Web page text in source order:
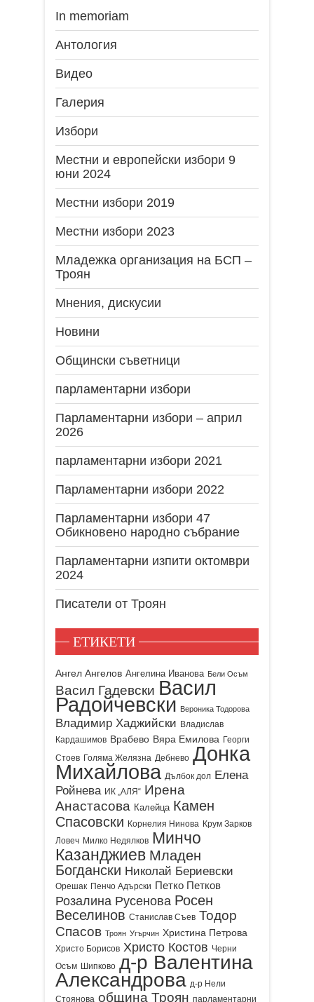
In memoriam
Антология
Видео
Галерия
Избори
Местни и европейски избори 9
юни 2024
Местни избори 2019
Местни избори 2023
Младежка организация на БСП –
Троян
Мнения, дискусии
Новини
Общински съветници
парламентарни избори
Парламентарни избори – април
2026
парламентарни избори 2021
Парламентарни избори 2022
Парламентарни избори 47
Обикновено народно събрание
Парламентарни изпити октомври
2024
Писатели от Троян
ЕТИКЕТИ
Ангел Ангелов Ангелина Иванова Бели Осъм
Васил Гадевски Васил
Радойчевски Вероника Тодорова
Владимир Хаджийски Владислав
Кардашимов Врабево Вяра Емилова Георги
Стоев Голяма Желязна Дебнево Донка
Михайлова Дълбок дол Елена
Ройнева ИК „АЛЯ“ Ирена
Анастасова Калейца Камен
Спасовски Корнелия Нинова Крум Зарков
Ловеч Милко Недялков Минчо
Казанджиев Младен
Богдански Николай Бериевски
Орешак Пенчо Адърски Петко Петков
Розалина Русенова Росен
Веселинов Станислав Съев Тодор
Спасов Троян Угърчин Христина Петрова
Христо Борисов Христо Костов Черни
Осъм
Шипково д-р Валентина
Александрова д-р Нели
Стоянова община Троян парламентарни